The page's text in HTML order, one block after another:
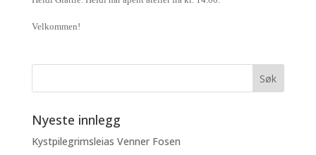
Velkommen!
Nyeste innlegg
Kystpilegrimsleias Venner Fosen